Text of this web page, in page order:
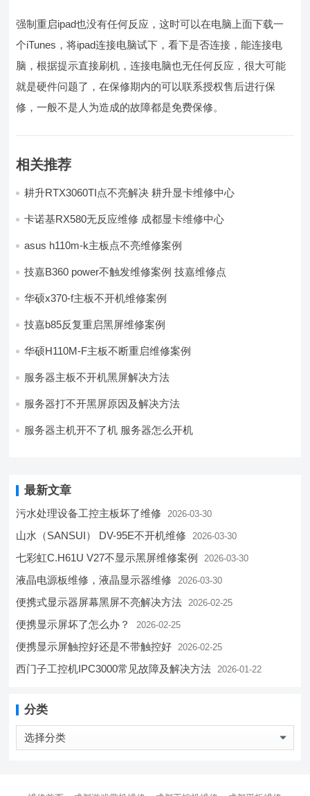
强制重启ipad也没有任何反应，这时可以在电脑上面下载一
个iTunes，将ipad连接电脑试下，看下是否连接，能连接电
脑，根据提示直接刷机，连接电脑也无任何反应，很大可能
就是硬件问题了，在保修期内的可以联系授权售后进行保
修，一般不是人为造成的故障都是免费保修。
相关推荐
耕升RTX3060TI点不亮解决 耕升显卡维修中心
卡诺基RX580无反应维修 成都显卡维修中心
asus h110m-k主板点不亮维修案例
技嘉B360 power不触发维修案例 技嘉维修点
华硕x370-f主板不开机维修案例
技嘉b85反复重启黑屏维修案例
华硕H110M-F主板不断重启维修案例
服务器主板不开机黑屏解决方法
服务器打不开黑屏原因及解决方法
服务器主机开不了机 服务器怎么开机
最新文章
污水处理设备工控主板坏了维修 2026-03-30
山水（SANSUI） DV-95E不开机维修 2026-03-30
七彩虹C.H61U V27不显示黑屏维修案例 2026-03-30
液晶电源板维修，液晶显示器维修 2026-03-30
便携式显示器屏幕黑屏不亮解决方法 2026-02-25
便携显示屏坏了怎么办？ 2026-02-25
便携显示屏触控好还是不带触控好 2026-02-25
西门子工控机IPC3000常见故障及解决方法 2026-01-22
分类
分
类